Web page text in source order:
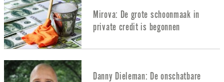
Mirova: De grote schoonmaak in
private credit is begonnen
Danny Dieleman: De onschatbare